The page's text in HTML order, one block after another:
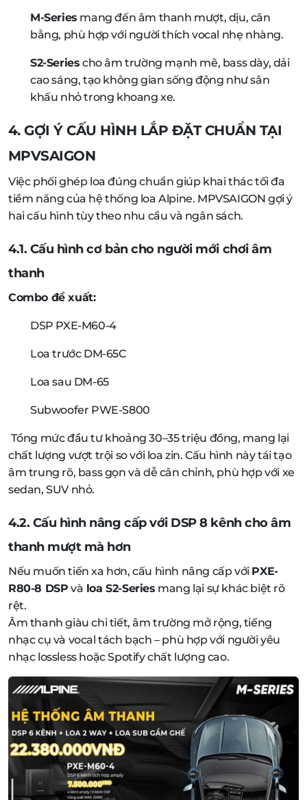
M-Series mang đến âm thanh mượt, dịu, cân
bằng, phù hợp với người thích vocal nhẹ nhàng.
S2-Series cho âm trường mạnh mẽ, bass dày, dải
cao sáng, tạo không gian sống động như sân
khấu nhỏ trong khoang xe.
4. GỢI Ý CẤU HÌNH LẮP ĐẶT CHUẨN TẠI
MPVSAIGON
Việc phối ghép loa đúng chuẩn giúp khai thác tối đa
tiềm năng của hệ thống loa Alpine. MPVSAIGON gợi ý
hai cấu hình tùy theo nhu cầu và ngân sách.
4.1. Cấu hình cơ bản cho người mới chơi âm
thanh
Combo đề xuất:
DSP PXE-M60-4
Loa trước DM-65C
Loa sau DM-65
Subwoofer PWE-S800
Tổng mức đầu tư khoảng 30–35 triệu đồng, mang lại
chất lượng vượt trội so với loa zin. Cấu hình này tái tạo
âm trung rõ, bass gọn và dễ cân chỉnh, phù hợp với xe
sedan, SUV nhỏ.
4.2. Cấu hình nâng cấp với DSP 8 kênh cho âm
thanh mượt mà hơn
Nếu muốn tiến xa hơn, cấu hình nâng cấp với PXE-
R80-8 DSP và loa S2-Series mang lại sự khác biệt rõ
rệt.
Âm thanh giàu chi tiết, âm trường mở rộng, tiếng
nhạc cụ và vocal tách bạch – phù hợp với người yêu
nhạc lossless hoặc Spotify chất lượng cao.